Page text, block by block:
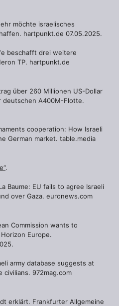
möchte israelisches
hartpunkt.de 07.05.2025.
beschafft drei weitere
TP. hartpunkt.de
über 260 Millionen US-Dollar
deutschen A400M-Flotte.
cooperation: How Israeli
German market. table.media
.
Baume: EU fails to agree Israeli
over Gaza. euronews.com
Commission wants to
Europe.
army database suggests at
civilians. 972mag.com
erklärt. Frankfurter Allgemeine